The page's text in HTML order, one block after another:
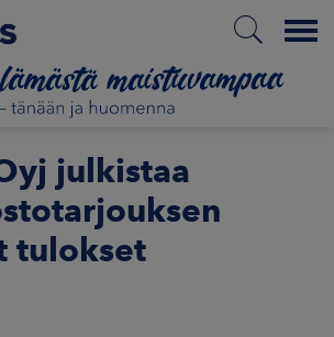
Menu
julkistaa
tulokset